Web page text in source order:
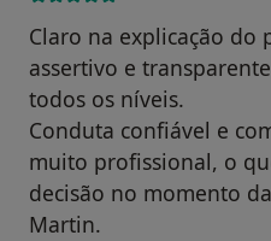
Claro na explicação do
assertivo e
todos os níveis.
Conduta confiável e
muito profissional, o
decisão no momento
Martin.